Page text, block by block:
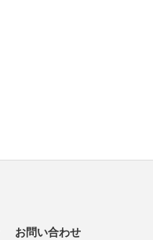
お問い合わせ